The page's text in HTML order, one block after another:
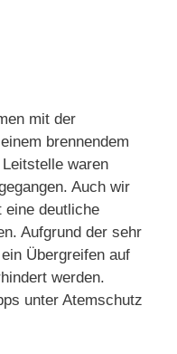
mit der
brennendem
waren
Auch wir
eine deutliche
Aufgrund der sehr
Übergreifen auf
werden.
unter Atemschutz